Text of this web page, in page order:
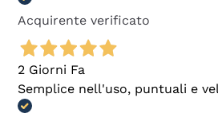
Acquirente verificato
2 Giorni Fa
Semplice nell'uso, puntuali e